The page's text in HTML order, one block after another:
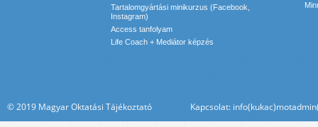
Tartalomgyártási minikurzus (Facebook,
Instagram)
Access tanfolyam
Life Coach + Mediátor képzés
© 2019 Magyar Oktatási Tájékoztató Kapcsolat: